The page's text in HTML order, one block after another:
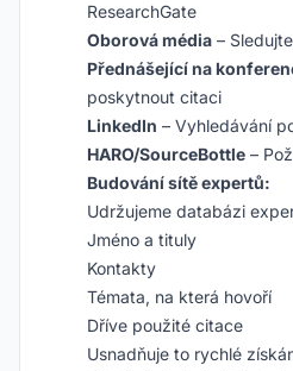
ResearchGate
Oborová média –
Přednášející na
poskytnout citaci
LinkedIn – Vyhledávání
HARO/SourceBottle –
Budování sítě expertů:
Udržujeme databázi
Jméno a tituly
Kontakty
Témata, na která hovoří
Dříve použité citace
Usnadňuje to rychlé